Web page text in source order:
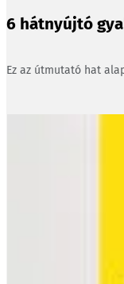
6 hátnyújtó
Ez az útmutató hat